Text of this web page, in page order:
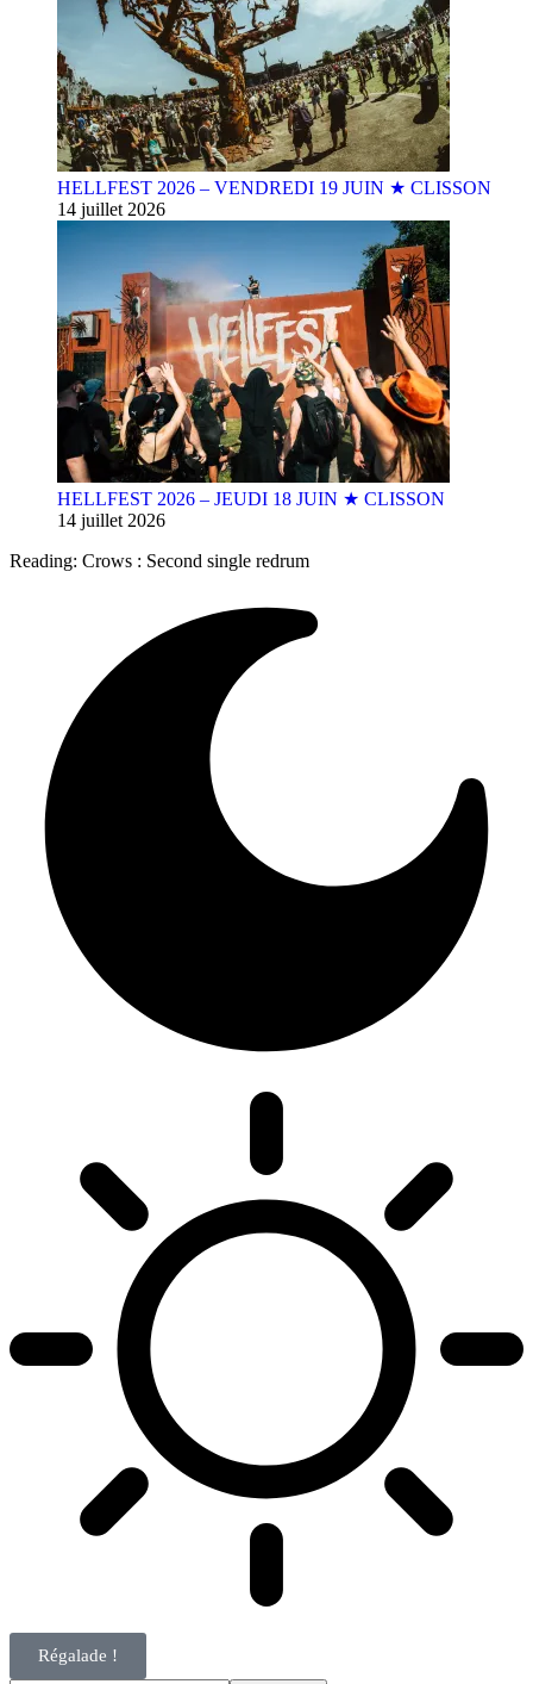
HELLFEST 2026 – VENDREDI 19 JUIN ★ CLISSON
14 juillet 2026
HELLFEST 2026 – JEUDI 18 JUIN ★ CLISSON
14 juillet 2026
Reading: Crows : Second single redrum
Régalade !